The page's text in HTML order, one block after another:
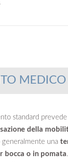
MEDICO
standard
della
una
bocca o in pomata.